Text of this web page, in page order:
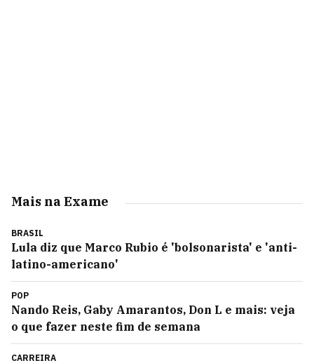
Mais na Exame
BRASIL
Lula diz que Marco Rubio é 'bolsonarista' e 'anti-
latino-americano'
POP
Nando Reis, Gaby Amarantos, Don L e mais: veja
o que fazer neste fim de semana
CARREIRA